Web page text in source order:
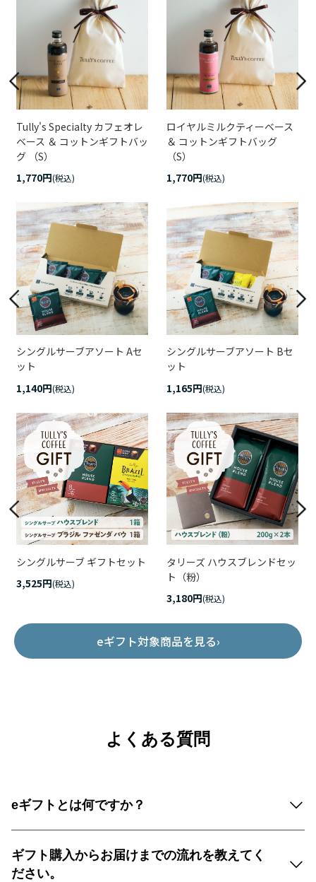
Tully's Specialty カフェオレ
ベース ＆ コットンギフトバッ
グ （S）
1,770円(税込)
ロイヤルミルクティーベース
＆ コットンギフトバッグ
（S）
1,770円(税込)
シングルサーブアソート Aセ
ット
1,140円(税込)
シングルサーブアソート Bセ
ット
1,165円(税込)
シングルサーブ ギフトセット
3,525円(税込)
タリーズ ハウスブレンドセッ
ト（粉）
3,180円(税込)
eギフト対象商品を見る›
よくある質問
eギフトとは何ですか？
ギフト購入からお届けまでの流れを教えてく
ださい。